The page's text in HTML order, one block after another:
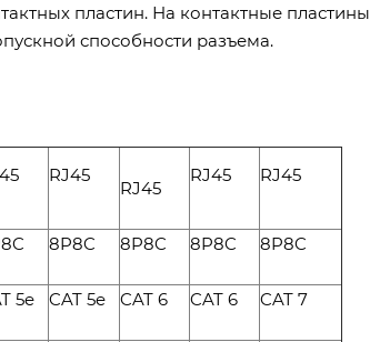
пластин. На контактные пластины
способности разъема.
RJ45
RJ45
RJ45 RJ45
8P8C 8P8C 8P8C 8P8C
5e CAT 5e CAT 6 CAT 6 CAT 7